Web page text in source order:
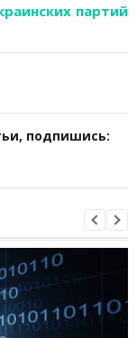
партий
подпишись: